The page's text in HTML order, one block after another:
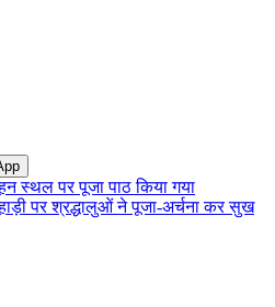
स्थल पर पूजा पाठ किया गया
पर श्रद्धालुओं ने पूजा-अर्चना कर सुख